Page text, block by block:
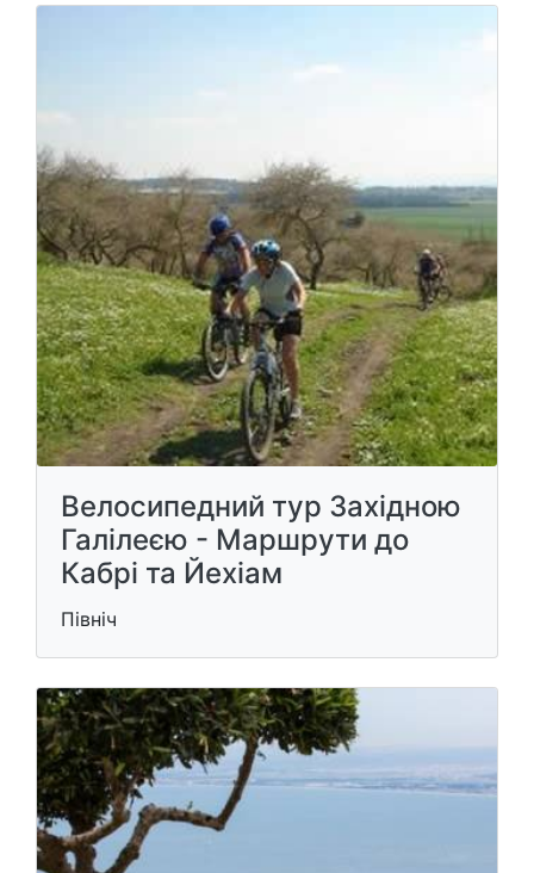
Велосипедний тур Західною
Галілеєю - Маршрути до
Кабрі та Йехіам
Північ